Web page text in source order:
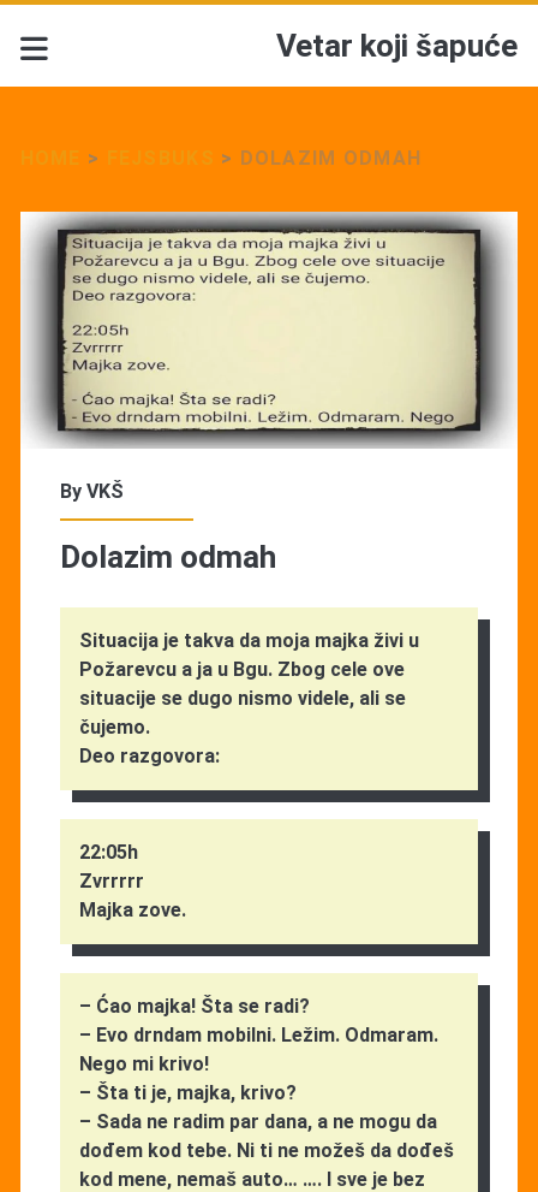
Vetar koji šapuće
> > DOLAZIM ODMAH
By VKŠ
Dolazim odmah
Situacija je takva da moja majka živi u
Požarevcu a ja u Bgu. Zbog cele ove
situacije se dugo nismo videle, ali se
čujemo.
Deo razgovora:
22:05h
Zvrrrrr
Majka zove.
– Ćao majka! Šta se radi?
– Evo drndam mobilni. Ležim. Odmaram.
Nego mi krivo!
– Šta ti je, majka, krivo?
– Sada ne radim par dana, a ne mogu da
dođem kod tebe. Ni ti ne možeš da dođeš
kod mene, nemaš auto… …. I sve je bez